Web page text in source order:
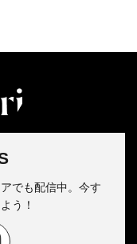
でも配信中。今す
う！